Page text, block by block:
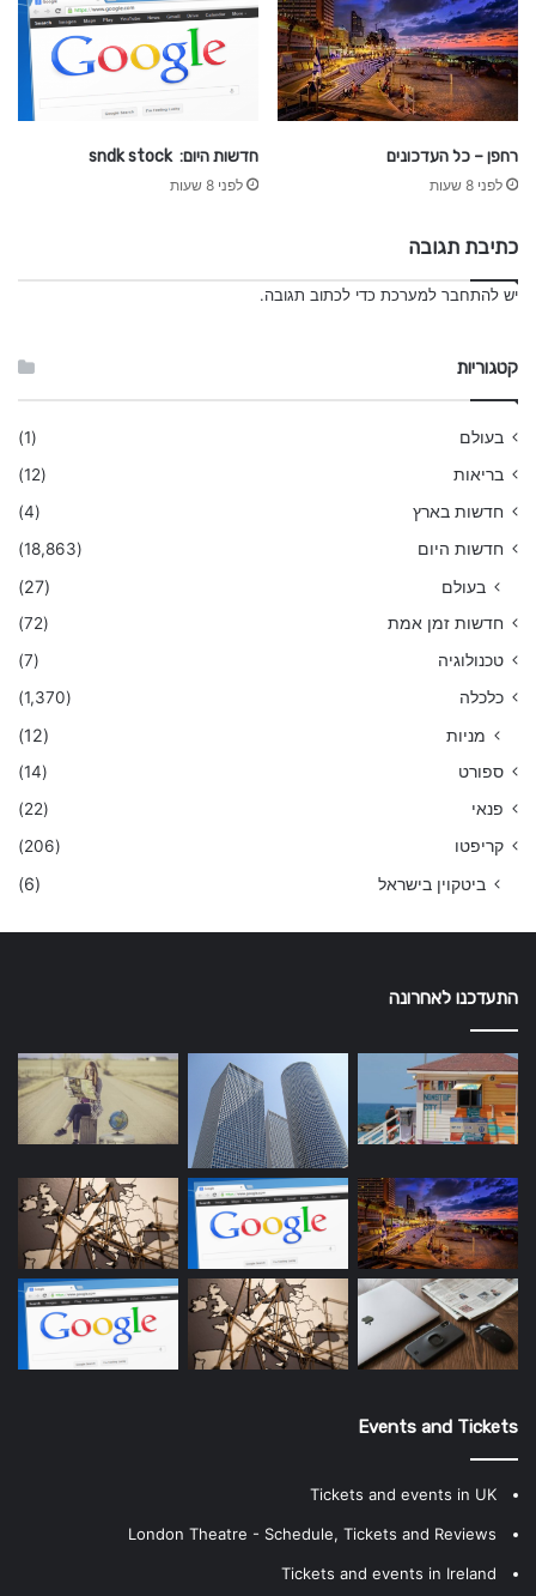
רחפן – כל העדכונים
לפני 8 שעות
חדשות היום: sndk stock
לפני 8 שעות
כתיבת תגובה
יש להתחבר למערכת כדי לכתוב תגובה.
קטגוריות
בעולם
(1)
בריאות
(12)
חדשות בארץ
(4)
חדשות היום
(18,863)
בעולם (27)
חדשות זמן אמת
(72)
טכנולוגיה
(7)
כלכלה
(1,370)
מניות (12)
ספורט
(14)
פנאי
(22)
קריפטו
(206)
ביטקוין בישראל (6)
התעדכנו לאחרונה
Events and Tickets
Tickets and events in UK
London Theatre - Schedule, Tickets and Reviews
Tickets and events in Ireland